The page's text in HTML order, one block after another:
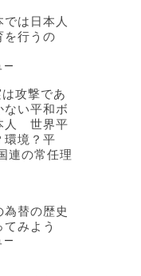
では日本人
を行うの
ー
攻撃であ
ない平和ボ
人 世界平
環境？平
連の常任理
為替の歴史
てみよう
ー